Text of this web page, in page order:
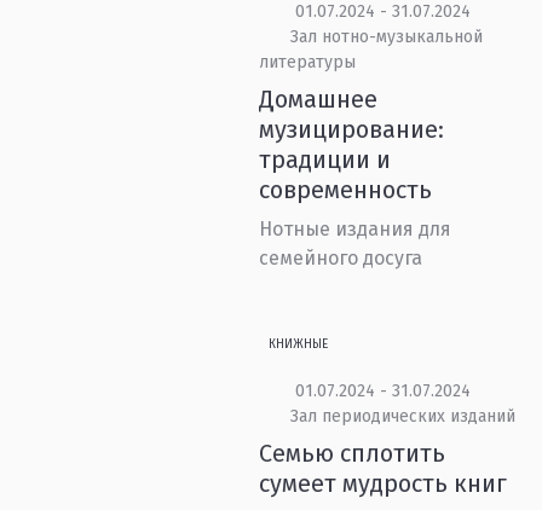
01.07.2024 - 31.07.2024
Зал нотно-музыкальной
литературы
Домашнее
музицирование:
традиции и
современность
Нотные издания для
семейного досуга
КНИЖНЫЕ
01.07.2024 - 31.07.2024
Зал периодических изданий
Семью сплотить
сумеет мудрость книг